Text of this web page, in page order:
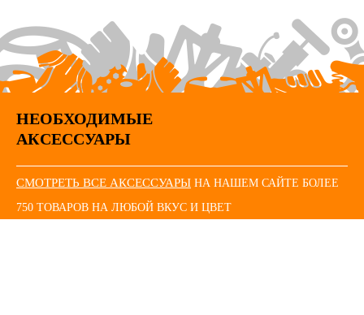
НЕОБХОДИМЫЕ
АКСЕССУАРЫ
СМОТРЕТЬ ВСЕ АКСЕССУАРЫ НА НАШЕМ САЙТЕ БОЛЕЕ
750 ТОВАРОВ НА ЛЮБОЙ ВКУС И ЦВЕТ